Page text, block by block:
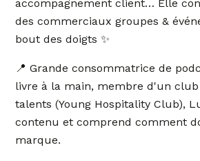
accompagnement client… Elle
des commerciaux groupes &
bout des doigts ✨
📍 Grande consommatrice de
livre à la main, membre d'un club
talents (Young Hospitality Club),
contenu et comprend comment
marque.